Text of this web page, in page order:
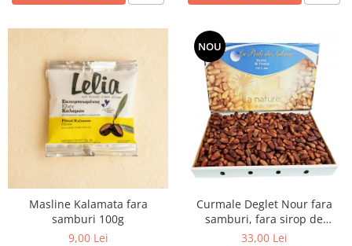
Masline Kalamata fara
samburi 100g
9,00 Lei
NOU
Curmale Deglet Nour fara
samburi, fara sirop de
glucoza 5 kg VRAC
33,00 Lei